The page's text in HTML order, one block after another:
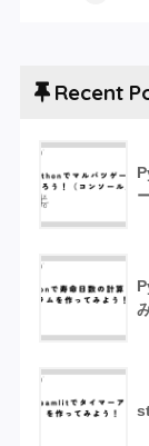
Recent